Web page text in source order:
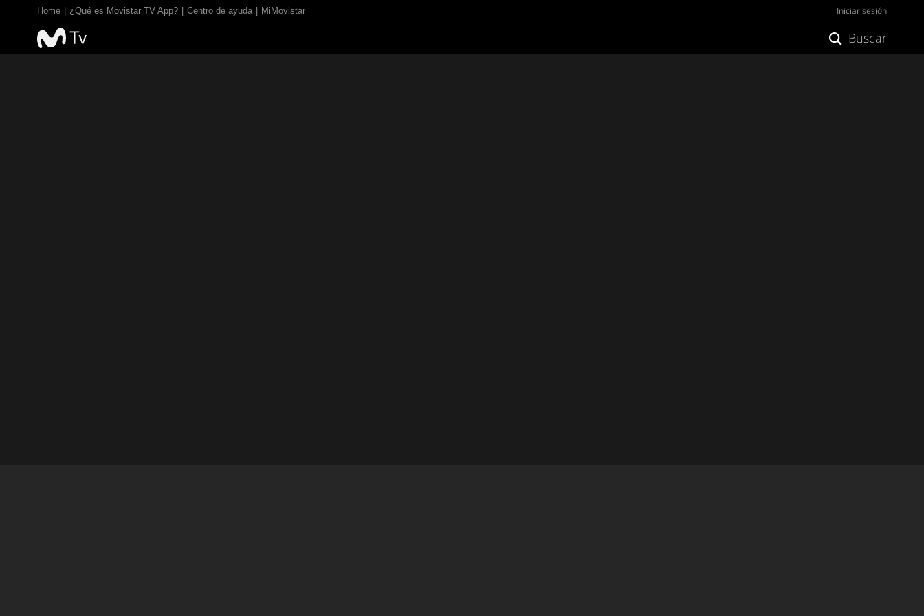
Home ¿Qué es Movistar TV App? Centro de ayuda MiMovistar Iniciar sesión
Buscar